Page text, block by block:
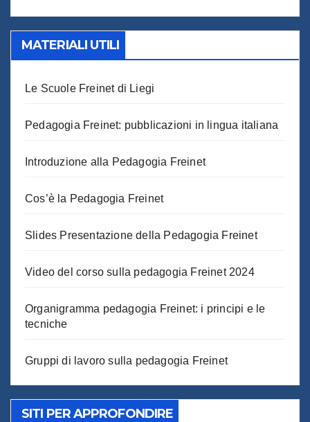
MATERIALI UTILI
Le Scuole Freinet di Liegi
Pedagogia Freinet: pubblicazioni in lingua italiana
Introduzione alla Pedagogia Freinet
Cos’è la Pedagogia Freinet
Slides Presentazione della Pedagogia Freinet
Video del corso sulla pedagogia Freinet 2024
Organigramma pedagogia Freinet: i principi e le
tecniche
Gruppi di lavoro sulla pedagogia Freinet
SITI PER APPROFONDIRE